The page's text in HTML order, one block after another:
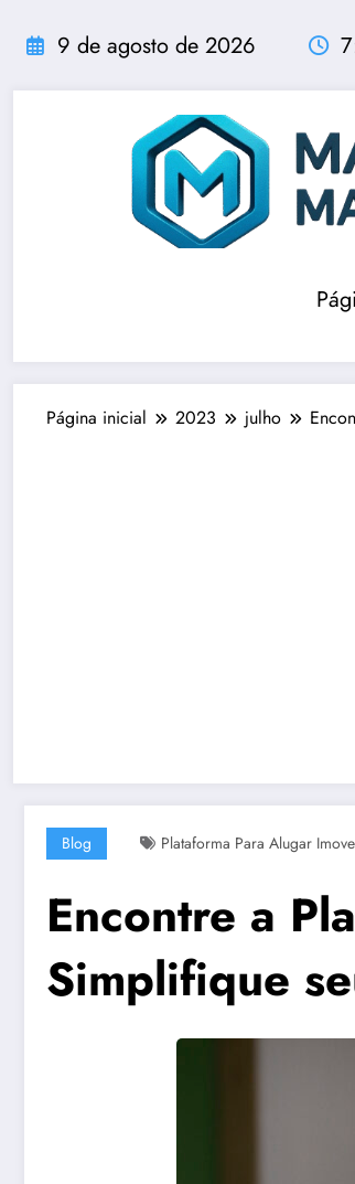
para
conteúdo
9 de agosto de 2026
Página inicial 2023 julho
Blog Plataforma Para Alugar
Encontre a
Simplifique